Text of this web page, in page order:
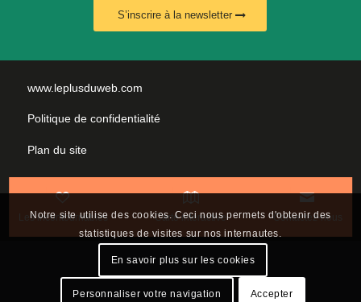
Les incontournables Carte interactive Contactez-nous
S’inscrire à la newsletter
www.leplusduweb.com
Politique de confidentialité
Plan du site
Mentions légales
Nous contacter
Notre site utilise des cookies. Ceci nous permets d'obtenir des
statistiques de visites sur nos internautes.
En savoir plus sur les cookies
Personnaliser votre navigation Accepter